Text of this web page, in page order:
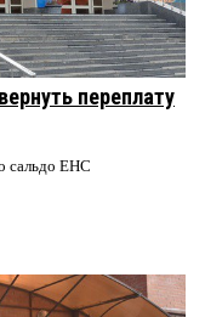
переплату
сальдо ЕНС